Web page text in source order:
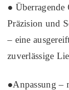
●
Präzision und
– eine
zuverlässige
●Anpassung –